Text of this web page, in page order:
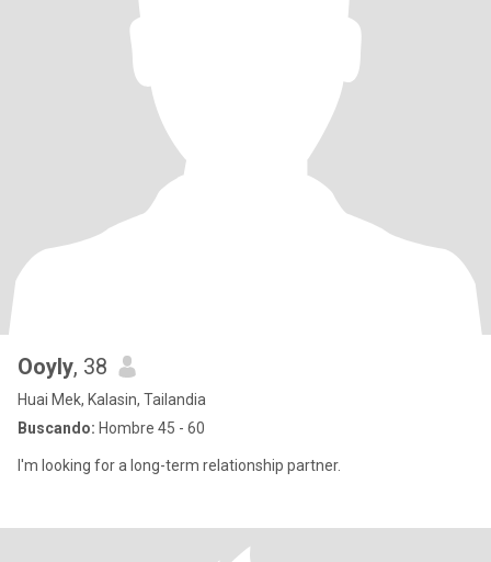
Ooyly, 38
Huai Mek, Kalasin, Tailandia
Buscando: Hombre 45 - 60
I'm looking for a long-term relationship partner.